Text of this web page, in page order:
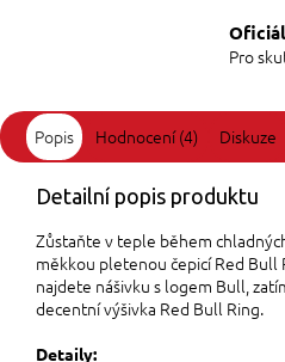
Pro
Popis Hodnocení (4) Diskuze
Detailní popis produktu
Zůstaňte v teple během
měkkou pletenou čepicí Red Bull
najdete nášivku s logem Bull,
decentní výšivka Red Bull Ring.
Detaily: